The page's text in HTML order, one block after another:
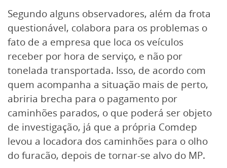
Segundo alguns observadores, além da frota
questionável, colabora para os problemas o
fato de a empresa que loca os veículos
receber por hora de serviço, e não por
tonelada transportada. Isso, de acordo com
quem acompanha a situação mais de perto,
abriria brecha para o pagamento por
caminhões parados, o que poderá ser objeto
de investigação, já que a própria Comdep
levou a locadora dos caminhões para o olho
do furacão, depois de tornar-se alvo do MP.